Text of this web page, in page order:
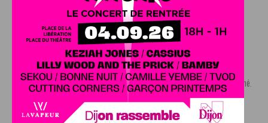
INFOS,SPORT
Nouvelle arrivée à la JDA Basket,
Shevon Thompson est dijonnais
7 AOÛT, 2026
Le mercato estival de la JDA n’est pas encore terminé.
Une nouvelle recrue vient...